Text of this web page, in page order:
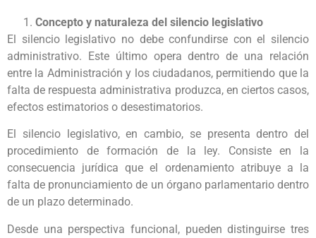
Concepto y naturaleza del silencio legislativo
El silencio legislativo no debe confundirse con el silencio
administrativo. Este último opera dentro de una relación
entre la Administración y los ciudadanos, permitiendo que la
falta de respuesta administrativa produzca, en ciertos casos,
efectos estimatorios o desestimatorios.
El silencio legislativo, en cambio, se presenta dentro del
procedimiento de formación de la ley. Consiste en la
consecuencia jurídica que el ordenamiento atribuye a la
falta de pronunciamiento de un órgano parlamentario dentro
de un plazo determinado.
Desde una perspectiva funcional, pueden distinguirse tres